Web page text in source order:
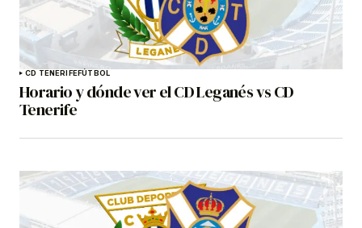
CD TENERIFEFÚTBOL
Horario y dónde ver el CD Leganés vs CD
Tenerife